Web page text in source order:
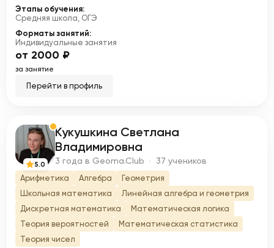
Этапы обучения:
Средняя школа, ОГЭ
Форматы занятий:
Индивидуальные занятия
от 2000 ₽
за занятие
Перейти в профиль
К
5.0
Кукушкина Светлана
Владимировна
3 года в Geoma.Club · 37 учеников
Арифметика Алгебра
Геометрия
Школьная математика
Линейная алгебра и геометрия
Дискретная математика
Математическая логика
Теория вероятностей
Математическая статистика
Теория чисел